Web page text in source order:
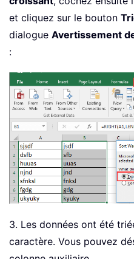
et cliquez sur le bouton
dialogue Avertissement
:
3. Les données ont été
caractère. Vous pouvez